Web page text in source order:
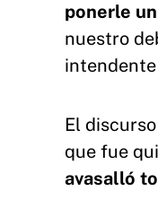
ponerle
nuestro
El
que fue
avasalló